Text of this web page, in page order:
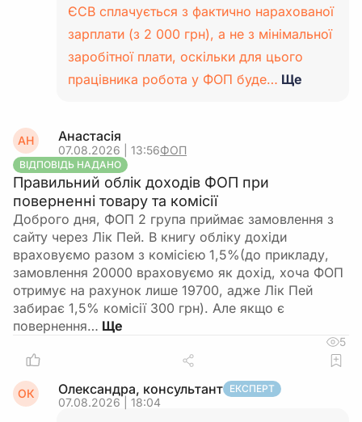
ЄСВ сплачується з фактично нарахованої
зарплати (з 2 000 грн), а не з мінімальної
заробітної плати, оскільки для цього
працівника робота у ФОП буде… Ще
АН Анастасія
07.08.2026 | 13:56ФОП
ВІДПОВІДЬ НАДАНО
Правильний облік доходів ФОП при
поверненні товару та комісії
Доброго дня, ФОП 2 група приймає замовлення з
сайту через Лік Пей. В книгу обліку дохіди
враховуємо разом з комісією 1,5%(до прикладу,
замовлення 20000 враховуємо як дохід, хоча ФОП
отримує на рахунок лише 19700, адже Лік Пей
забирає 1,5% комісії 300 грн). Але якщо є
повернення…
5
ОК Олександра, консультант ЕКСПЕРТ
07.08.2026 | 18:04